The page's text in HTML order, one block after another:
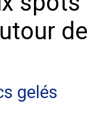
de
gelés